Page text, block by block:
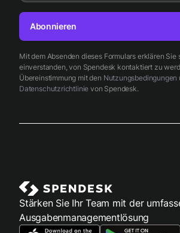
Mit dem Absenden dieses Formulars erklären Sie
einverstanden, von Spendesk kontaktiert zu
Übereinstimmung mit den Nutzungsbedingungen
Datenschutzrichtlinie von Spendesk.
Abonnieren
Stärken Sie Ihr Team mit der
Ausgabenmanagementlösung